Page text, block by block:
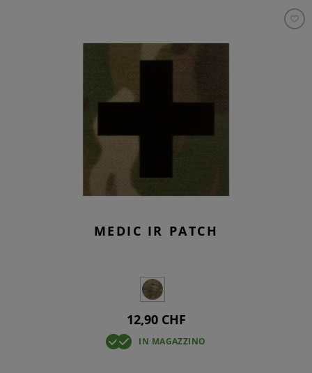
MEDIC IR PATCH
12,90 CHF
IN MAGAZZINO